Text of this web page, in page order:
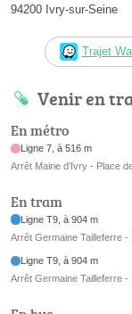
94200 Ivry-sur-Seine
Trajet
Venir en
En métro
Ligne 7, à 516 m
Arrêt Mairie d'Ivry - Place
En tram
Ligne T9, à 904 m
Arrêt Germaine Tailleferre
Ligne T9, à 904 m
Arrêt Germaine Tailleferre -